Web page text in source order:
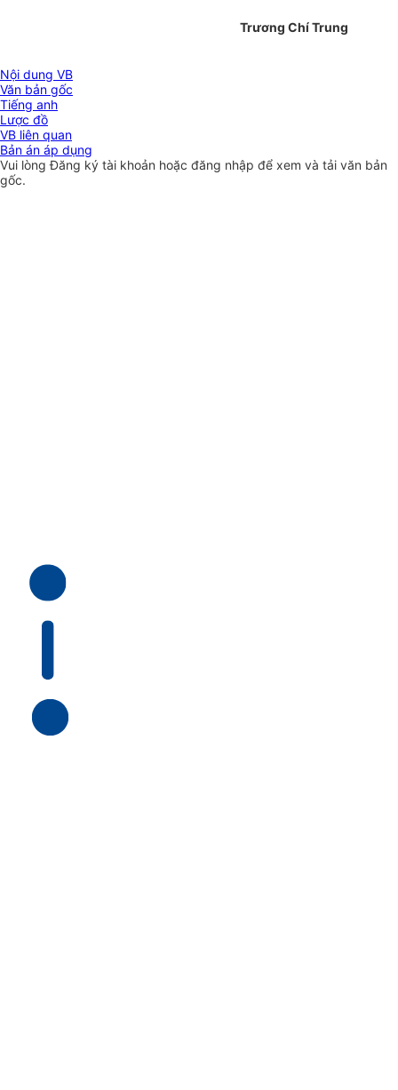
Trương Chí Trung
Nội dung VB
Văn bản gốc
Tiếng anh
Lược đồ
VB liên quan
Bản án áp dụng
Vui lòngĐăng ký tài khoản hoặc đăng nhập để xem và tải văn bản
gốc.